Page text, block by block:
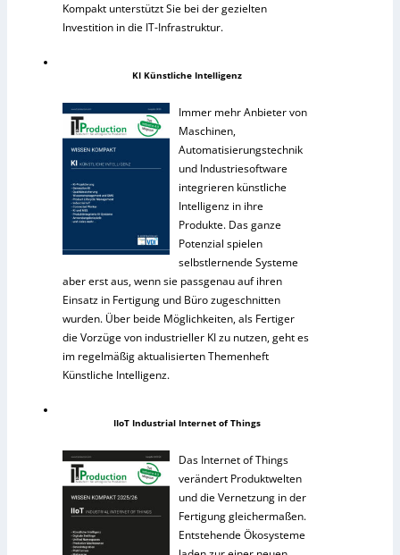
Kompakt unterstützt Sie bei der gezielten
Investition in die IT-Infrastruktur.
KI Künstliche Intelligenz
Immer mehr Anbieter von
Maschinen,
Automatisierungstechnik
und Industriesoftware
integrieren künstliche
Intelligenz in ihre
Produkte. Das ganze
Potenzial spielen
selbstlernende Systeme
aber erst aus, wenn sie passgenau auf ihren
Einsatz in Fertigung und Büro zugeschnitten
wurden. Über beide Möglichkeiten, als Fertiger
die Vorzüge von industrieller KI zu nutzen, geht es
im regelmäßig aktualisierten Themenheft
Künstliche Intelligenz.
IIoT Industrial Internet of Things
Das Internet of Things
verändert Produktwelten
und die Vernetzung in der
Fertigung gleichermaßen.
Entstehende Ökosysteme